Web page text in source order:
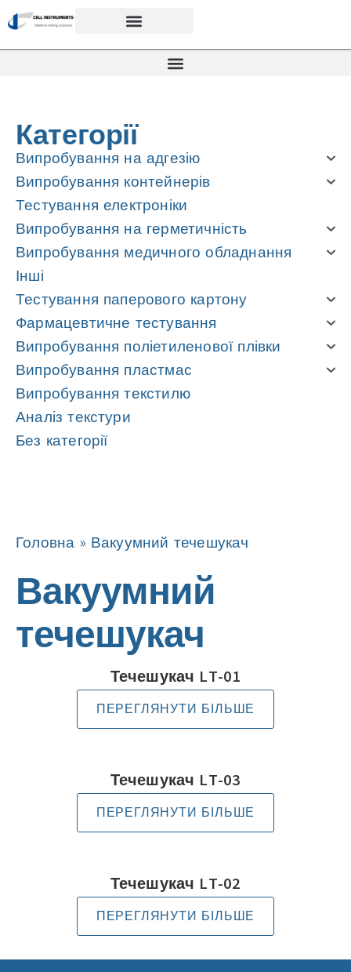
Категорії
Випробування на адгезію
Випробування контейнерів
Тестування електроніки
Випробування на герметичність
Випробування медичного обладнання
Інші
Тестування паперового картону
Фармацевтичне тестування
Випробування поліетиленової плівки
Випробування пластмас
Випробування текстилю
Аналіз текстури
Без категорії
Головна » Вакуумний течешукач
Вакуумний
течешукач
Течешукач LT-01
ПЕРЕГЛЯНУТИ БІЛЬШЕ
Течешукач LT-03
ПЕРЕГЛЯНУТИ БІЛЬШЕ
Течешукач LT-02
ПЕРЕГЛЯНУТИ БІЛЬШЕ